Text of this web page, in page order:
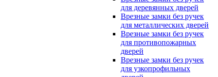
для деревянных дверей
Врезные замки без ручек
для металлических дверей
Врезные замки без ручек
для противопожарных
дверей
Врезные замки без ручек
для узкопрофильных